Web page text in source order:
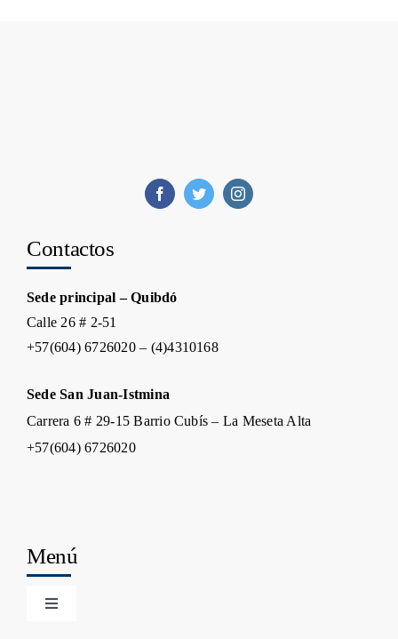
Contactos
Sede principal – Quibdó
Calle 26 # 2-51
+57(604) 6726020 – (4)4310168
Sede San Juan-Istmina
Carrera 6 # 29-15 Barrio Cubís – La Meseta Alta
+57(604) 6726020
Menú
Toggle